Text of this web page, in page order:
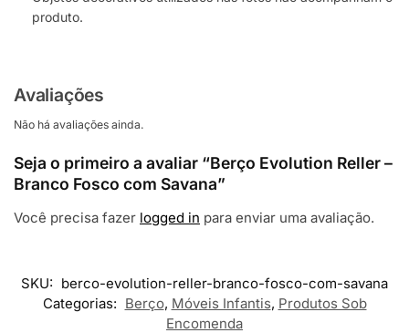
produto.
Avaliações
Não há avaliações ainda.
Seja o primeiro a avaliar “Berço Evolution Reller –
Branco Fosco com Savana”
Você precisa fazer logged in para enviar uma avaliação.
SKU: berco-evolution-reller-branco-fosco-com-savana
Categorias: Berço, Móveis Infantis, Produtos Sob
Encomenda